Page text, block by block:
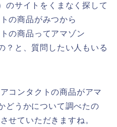
のサイトをくまなく探して
の商品がみつから
の商品ってアマゾン
？と、質問したい人もいる
コンタクトの商品がアマ
どうかについて調べたの
せていただきますね。